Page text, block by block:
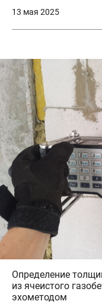
13 мая 2025
Определение
из ячеистого
эхометодом